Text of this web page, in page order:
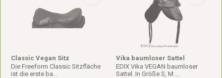
Classic Vegan Sitz
Die Freeform Classic Sitzfläche
ist die erste ba...
Vika baumloser Sattel
EDIX Vika VEGAN baumloser
Sattel. In Größe S, M ...